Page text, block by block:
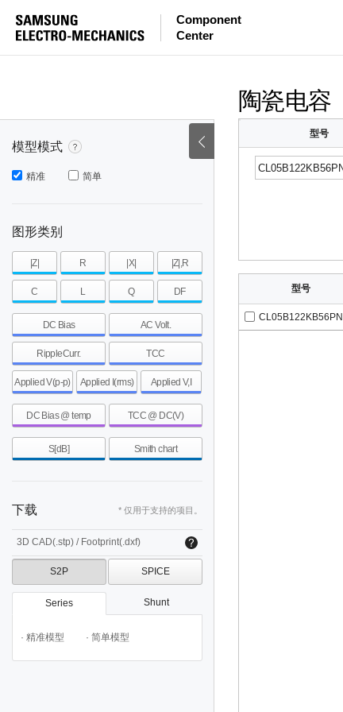
Component
Center
模型模式
精准 简单
图形类别
|Z| R |X| |Z|,R
C L Q DF
DC Bias AC Volt.
RippleCurr. TCC
Applied V(p-p) Applied I(rms) Applied V,I
DC Bias @ temp TCC @ DC(V)
S[dB] Smith chart
下载 * 仅用于支持的项目。
3D CAD(.stp) / Footprint(.dxf)
S2P SPICE
Series Shunt
· 精准模型 · 简单模型
陶瓷电容
型号
mohm
mohm
pH
型号
CL05B122KB56PN